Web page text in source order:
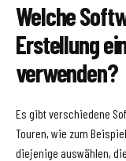
Welche
Erstellung
verwenden?
Es gibt verschiedene
Touren, wie zum
diejenige auswählen,